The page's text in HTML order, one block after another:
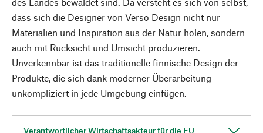
dass sich die Designer von Verso Design nicht nur
Materialien und Inspiration aus der Natur holen, sondern
auch mit Rücksicht und Umsicht produzieren.
Unverkennbar ist das traditionelle finnische Design der
Produkte, die sich dank moderner Überarbeitung
unkompliziert in jede Umgebung einfügen.
Verantwortlicher Wirtschaftsakteur für die EU